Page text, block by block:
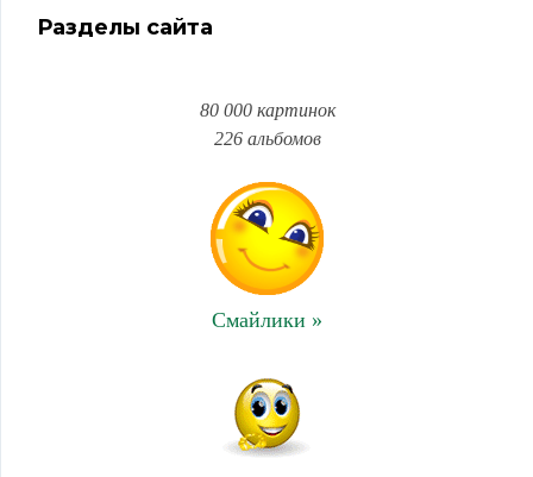
Разделы сайта
80 000 картинок
226 альбомов
Смайлики »